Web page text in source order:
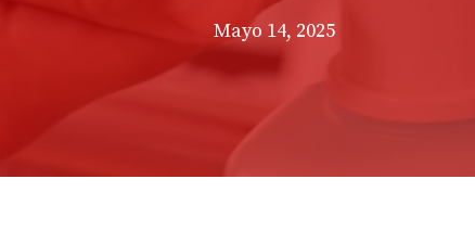
Mayo 14, 2025